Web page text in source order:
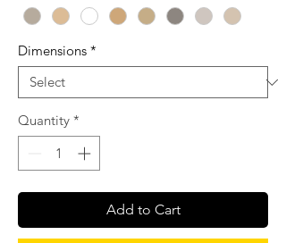
Dimensions *
Quantity *
Add to Cart